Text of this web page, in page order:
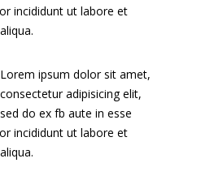
incididunt ut labore et
Lorem ipsum dolor sit amet,
consectetur adipisicing elit,
sed do ex fb aute in esse
incididunt ut labore et